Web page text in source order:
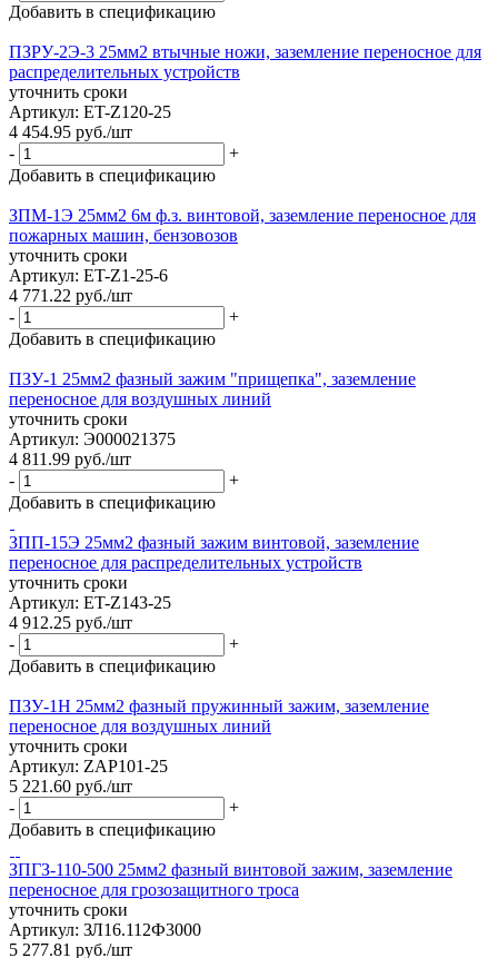
Добавить в спецификацию
ПЗРУ-2Э-3 25мм2 втычные ножи, заземление переносное для
распределительных устройств
уточнить сроки
Артикул: ET-Z120-25
4 454.95 руб./шт
-
+
Добавить в спецификацию
ЗПМ-1Э 25мм2 6м ф.з. винтовой, заземление переносное для
пожарных машин, бензовозов
уточнить сроки
Артикул: ET-Z1-25-6
4 771.22 руб./шт
-
+
Добавить в спецификацию
ПЗУ-1 25мм2 фазный зажим "прищепка", заземление
переносное для воздушных линий
уточнить сроки
Артикул: Э000021375
4 811.99 руб./шт
-
+
Добавить в спецификацию
ЗПП-15Э 25мм2 фазный зажим винтовой, заземление
переносное для распределительных устройств
уточнить сроки
Артикул: ET-Z143-25
4 912.25 руб./шт
-
+
Добавить в спецификацию
ПЗУ-1Н 25мм2 фазный пружинный зажим, заземление
переносное для воздушных линий
уточнить сроки
Артикул: ZAP101-25
5 221.60 руб./шт
-
+
Добавить в спецификацию
ЗПГЗ-110-500 25мм2 фазный винтовой зажим, заземление
переносное для грозозащитного троса
уточнить сроки
Артикул: ЗЛ16.112Ф3000
5 277.81 руб./шт